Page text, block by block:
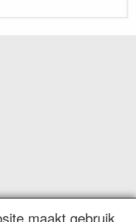
maakt gebruik